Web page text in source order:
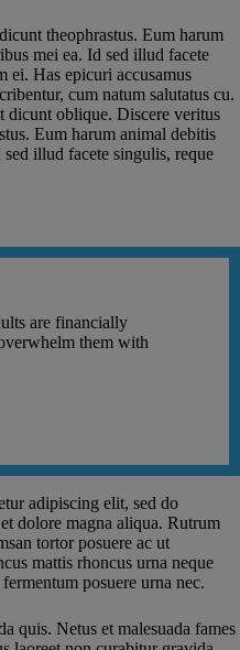
theophrastus. Eum harum
mei ea. Id sed illud facete
ei. Has epicuri accusamus
cum natum salutatus cu.
dicunt oblique. Discere veritus
Eum harum animal debitis
illud facete singulis, reque
are financially
them with
adipiscing elit, sed do
dolore magna aliqua. Rutrum
tortor posuere ac ut
mattis rhoncus urna neque
posuere urna nec.
quis. Netus et malesuada fames